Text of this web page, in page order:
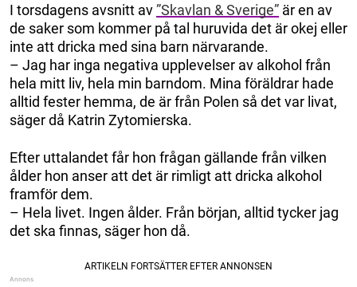
I torsdagens avsnitt av”Skavlan & Sverige” är en av
de saker som kommer på tal huruvida det är okej eller
inte att dricka med sina barn närvarande.
– Jag har inga negativa upplevelser av alkohol från
hela mitt liv, hela min barndom. Mina föräldrar hade
alltid fester hemma, de är från Polen så det var livat,
säger då Katrin Zytomierska.
Efter uttalandet får hon frågan gällande från vilken
ålder hon anser att det är rimligt att dricka alkohol
framför dem.
– Hela livet. Ingen ålder. Från början, alltid tycker jag
det ska finnas, säger hon då.